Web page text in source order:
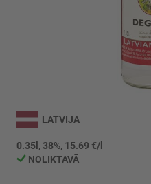
uz
galerijas
sākumu
LATVIJA
0.35l, 38%, 15.69 €/l
NOLIKTAVĀ